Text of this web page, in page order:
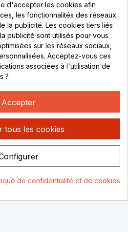
Brignais
au vendredi :
8h - 16h
sur Rendez-vous
78 37 00 68
site conçu par :
d'accepter les cookies afin
les fonctionnalités des réseaux
la publicité. Les cookies tiers liés
publicité sont utilisés pour vous
sur les réseaux sociaux,
Acceptez-vous ces
associées à l'utilisation de
?
Accepter
tous les cookies
de confidentialité et de cookies